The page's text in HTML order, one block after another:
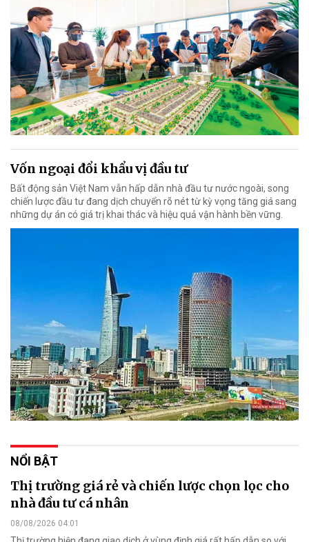
Vốn ngoại đổi khẩu vị đầu tư
Bất động sản Việt Nam vẫn hấp dẫn nhà đầu tư nước ngoài, song
chiến lược đầu tư đang dịch chuyển rõ nét từ kỳ vọng tăng giá sang
những dự án có giá trị khai thác và hiệu quả vận hành bền vững.
NỔI BẬT
Thị trường giá rẻ và chiến lược chọn lọc cho
nhà đầu tư cá nhân
08/08/2026 04:01